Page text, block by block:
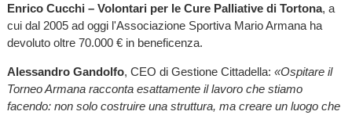
Enrico Cucchi – Volontari per le Cure Palliative di Tortona, a
cui dal 2005 ad oggi l'Associazione Sportiva Mario Armana ha
devoluto oltre 70.000 € in beneficenza.
Alessandro Gandolfo, CEO di Gestione Cittadella: «Ospitare il
Torneo Armana racconta esattamente il lavoro che stiamo
facendo: non solo costruire una struttura, ma creare un luogo che